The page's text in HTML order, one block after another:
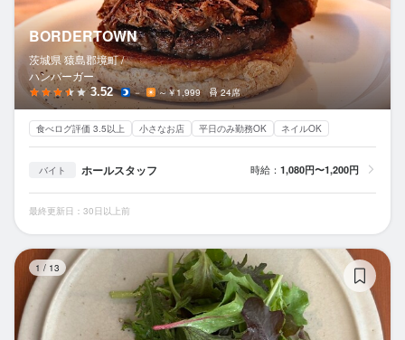
BORDERTOWN
茨城県 猿島郡境町 /
ハンバーガー
3.52 － ～￥1,999 24席
食べログ評価 3.5以上 小さなお店 平日のみ勤務OK ネイルOK
バイト ホールスタッフ 時給： 1,080円〜1,200円
最終更新日：30日以上前
1 / 13